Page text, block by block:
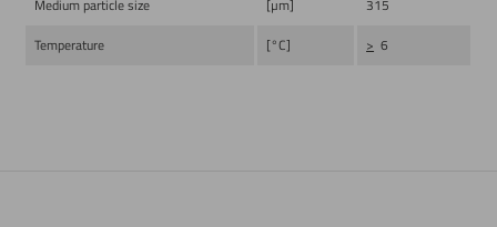
Medium particle size
[µm]
315
Temperature
[°C] > 6